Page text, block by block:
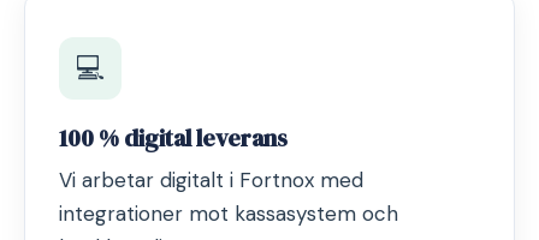
💻
100 % digital leverans
Vi arbetar digitalt i Fortnox med
integrationer mot kassasystem och